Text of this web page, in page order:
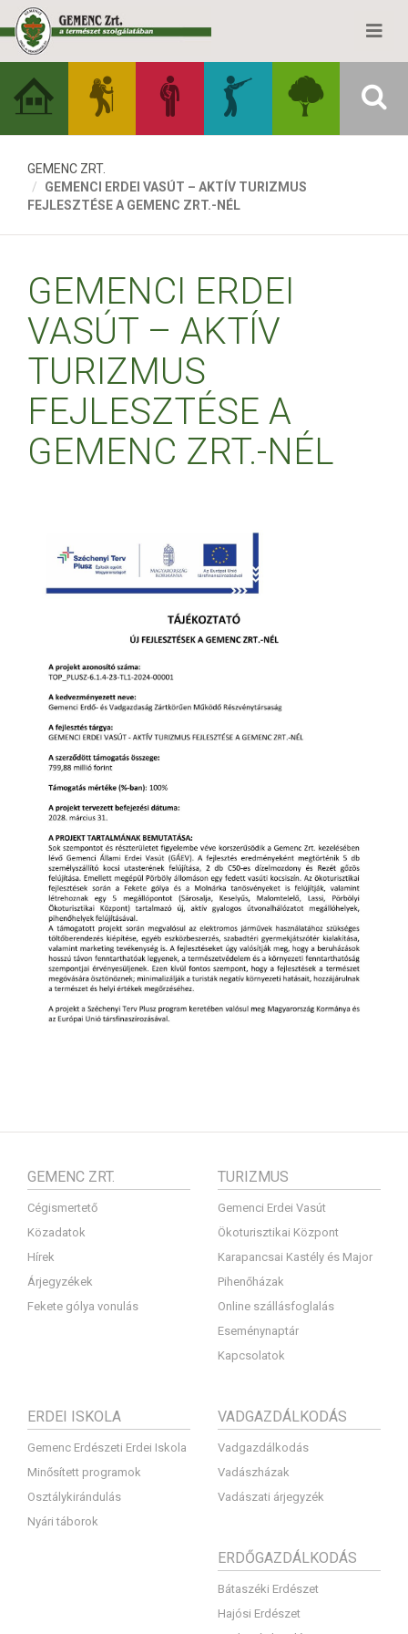
GEMENC ZRT.
GEMENCI ERDEI VASÚT – AKTÍV TURIZMUS
FEJLESZTÉSE A GEMENC ZRT.-NÉL
GEMENCI ERDEI
VASÚT – AKTÍV
TURIZMUS
FEJLESZTÉSE A
GEMENC ZRT.-NÉL
GEMENC ZRT.
Cégismertető
Közadatok
Hírek
Árjegyzékek
Fekete gólya vonulás
TURIZMUS
Gemenci Erdei Vasút
Ökoturisztikai Központ
Karapancsai Kastély és Major
Pihenőházak
Online szállásfoglalás
Eseménynaptár
Kapcsolatok
ERDEI ISKOLA
Gemenc Erdészeti Erdei Iskola
Minősített programok
Osztálykirándulás
Nyári táborok
VADGAZDÁLKODÁS
Vadgazdálkodás
Vadászházak
Vadászati árjegyzék
ERDŐGAZDÁLKODÁS
Bátaszéki Erdészet
Hajósi Erdészet